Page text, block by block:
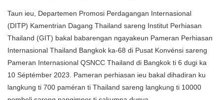
Taun ieu, Departemen Promosi Perdagangan Internasional
(DITP) Kamentrian Dagang Thailand sareng Institut Perhiasan
Thailand (GIT) bakal babarengan ngayakeun Pameran Perhiasan
Internasional Thailand Bangkok ka-68 di Pusat Konvénsi sareng
Pameran Internasional QSNCC Thailand di Bangkok ti 6 dugi ka
10 Séptémber 2023. Pameran perhiasan ieu bakal dihadiran ku
langkung ti 700 paméran ti Thailand sareng langkung ti 10000